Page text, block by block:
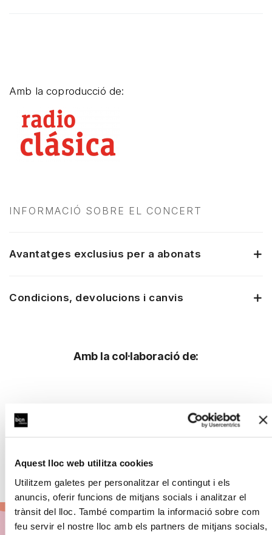
Aquest lloc web utilitza cookies
Utilitzem galetes per personalitzar el contingut i els
anuncis, oferir funcions de mitjans socials i analitzar el
trànsit del lloc. També compartim la informació sobre com
feu servir el nostre lloc amb els partners de mitjans socials,
Amb la coproducció de:
INFORMACIÓ SOBRE EL CONCERT
Avantatges exclusius per a abonats
Condicions, devolucions i canvis
Amb la col·laboració de: